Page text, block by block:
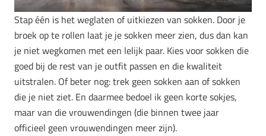
Stap één is het weglaten of uitkiezen van sokken. Door je
broek op te rollen laat je je sokken meer zien, dus dan kan
je niet wegkomen met een lelijk paar. Kies voor sokken die
goed bij de rest van je outfit passen en die kwaliteit
uitstralen. Of beter nog: trek geen sokken aan of sokken
die je niet ziet. En daarmee bedoel ik geen korte sokjes,
maar van die vrouwendingen (die binnen twee jaar
officieel geen vrouwendingen meer zijn).